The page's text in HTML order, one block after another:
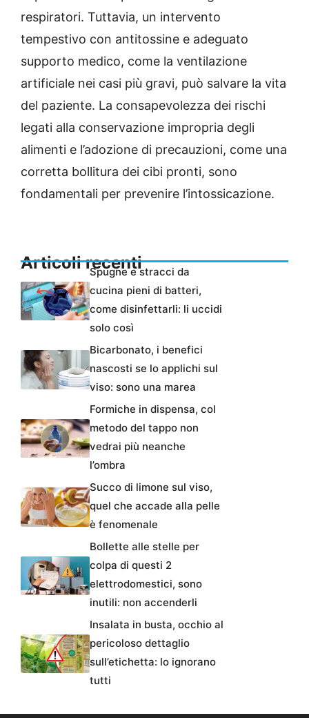
respiratori. Tuttavia, un intervento
tempestivo con antitossine e adeguato
supporto medico, come la ventilazione
artificiale nei casi più gravi, può salvare la vita
del paziente. La consapevolezza dei rischi
legati alla conservazione impropria degli
alimenti e l’adozione di precauzioni, come una
corretta bollitura dei cibi pronti, sono
fondamentali per prevenire l’intossicazione.
Articoli recenti
Spugne e stracci da
cucina pieni di batteri,
come disinfettarli: li uccidi
solo così
Bicarbonato, i benefici
nascosti se lo applichi sul
viso: sono una marea
Formiche in dispensa, col
metodo del tappo non
vedrai più neanche
l’ombra
Succo di limone sul viso,
quel che accade alla pelle
è fenomenale
Bollette alle stelle per
colpa di questi 2
elettrodomestici, sono
inutili: non accenderli
Insalata in busta, occhio al
pericoloso dettaglio
sull’etichetta: lo ignorano
tutti